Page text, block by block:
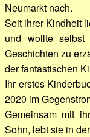
Neumarkt nach.
Seit ihrer Kindheit
und wollte selbst
Geschichten zu
der fantastischen
Ihr erstes
2020 im
Gemeinsam mit
Sohn, lebt sie in